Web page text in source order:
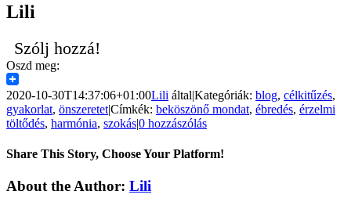
Lili
Szólj hozzá!
Oszd meg:
2020-10-30T14:37:06+01:00Lili által|Kategóriák: blog, célkitűzés,
gyakorlat, önszeretet|Címkék: beköszönő mondat, ébredés, érzelmi
töltődés, harmónia, szokás|0 hozzászólás
Share This Story, Choose Your Platform!
Facebook
X
Reddit
LinkedIn
Pinterest
Vk
About the Author: Lili